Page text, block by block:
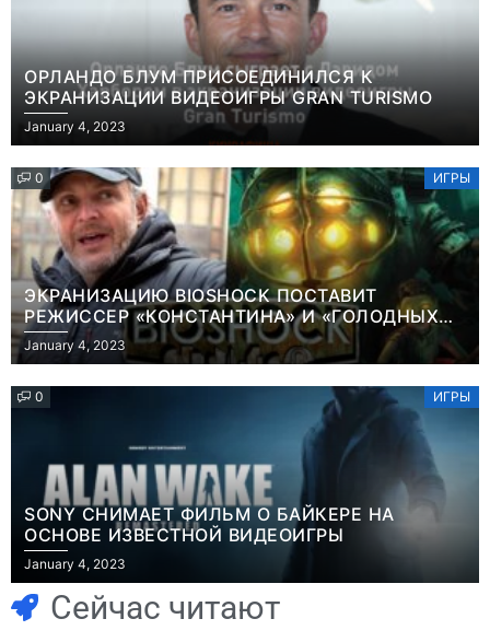
ОРЛАНДО БЛУМ ПРИСОЕДИНИЛСЯ К
ЭКРАНИЗАЦИИ ВИДЕОИГРЫ GRAN TURISMO
January 4, 2023
0 ИГРЫ
ЭКРАНИЗАЦИЮ BIOSHOCK ПОСТАВИТ
РЕЖИССЕР «КОНСТАНТИНА» И «ГОЛОДНЫХ
ИГР»
January 4, 2023
0 ИГРЫ
SONY СНИМАЕТ ФИЛЬМ О БАЙКЕРЕ НА
ОСНОВЕ ИЗВЕСТНОЙ ВИДЕОИГРЫ
January 4, 2023
Сейчас читают
Игры
Геймеры
отменяют
Новичок-геймер